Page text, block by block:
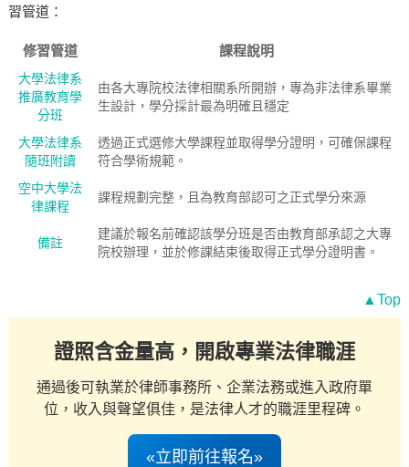
習管道：
修習管道 課程說明
大學法律系
推廣教育學
分班
由各大專院校法律相關系所開辦，專為非法律系畢業
生設計，學分採計最為明確且穩定
大學法律系
隨班附讀
透過正式選修大學課程並取得學分證明，可確保課程
符合學術規範。
空中大學法
律課程
課程規劃完整，且為教育部認可之正式學分來源
備註
建議於報名前確認該學分班是否由教育部承認之大專
院校辦理，並於修課結束後取得正式學分證明書。
▲Top
證照含金量高，開啟專業法律職涯
通過後可執業於律師事務所、企業法務或進入政府單
位，收入與聲望俱佳，是法律人才的職涯里程碑。
«立即前往報名»